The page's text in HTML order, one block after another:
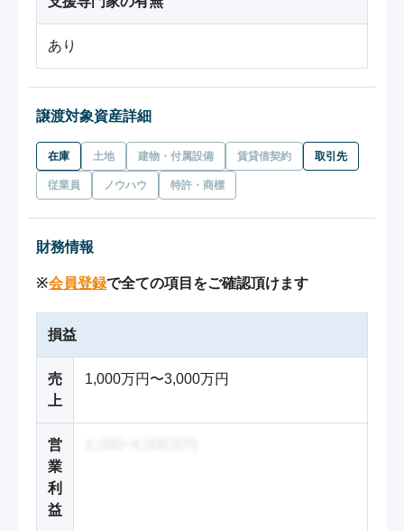
あり
譲渡対象資産詳細
在庫 土地 建物・付属設備 賃貸借契約 取引先
従業員 ノウハウ 特許・商標
財務情報
※会員登録で全ての項目をご確認頂けます
損益
売
上
1,000万円〜3,000万円
営
業
利
益